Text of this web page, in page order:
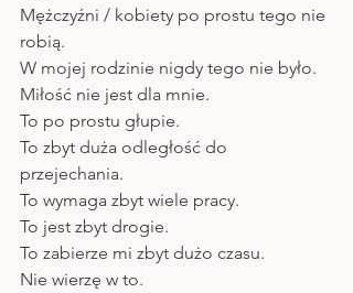
Mężczyźni / kobiety po prostu tego nie
robią.
W mojej rodzinie nigdy tego nie było.
Miłość nie jest dla mnie.
To po prostu głupie.
To zbyt duża odległość do
przejechania.
To wymaga zbyt wiele pracy.
To jest zbyt drogie.
To zabierze mi zbyt dużo czasu.
Nie wierzę w to.